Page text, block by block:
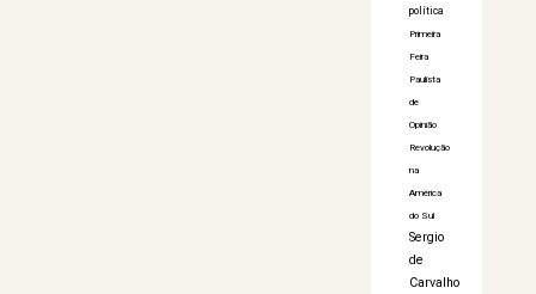
política
Primeira
Feira
Paulista
de
Opinião
Revolução
na
América
do Sul
Sergio
de
Carvalho